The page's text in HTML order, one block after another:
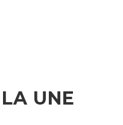
UNE